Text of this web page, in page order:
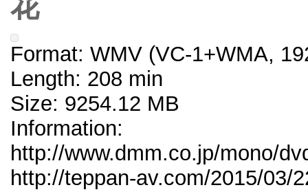
花
Format: WMV (VC-1+WMA,
Length: 208 min
Size: 9254.12 MB
Information:
http://www.dmm.co.jp/mono/
http://teppan-av.com/2015/03/